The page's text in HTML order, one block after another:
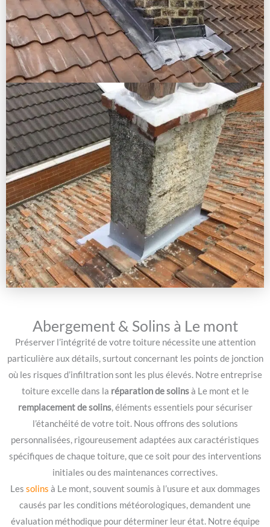
Abergement & Solins à Le mont
Préserver l’intégrité de votre toiture nécessite une attention
particulière aux détails, surtout concernant les points de jonction
où les risques d’infiltration sont les plus élevés. Notre entreprise
toiture excelle dans la réparation de solinsà Le mont et le
remplacement de solins, éléments essentiels pour sécuriser
l’étanchéité de votre toit. Nous offrons des solutions
personnalisées, rigoureusement adaptées aux caractéristiques
spécifiques de chaque toiture, que ce soit pour des interventions
initiales ou des maintenances correctives.
Les solins à Le mont, souvent soumis à l’usure et aux dommages
causés par les conditions météorologiques, demandent une
évaluation méthodique pour déterminer leur état. Notre équipe